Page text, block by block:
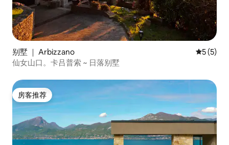
别墅 ｜ Arbizzano 平均评分
5 (5)
仙女山口。卡吕普索 ~ 日落别墅
房客推荐
房客推荐